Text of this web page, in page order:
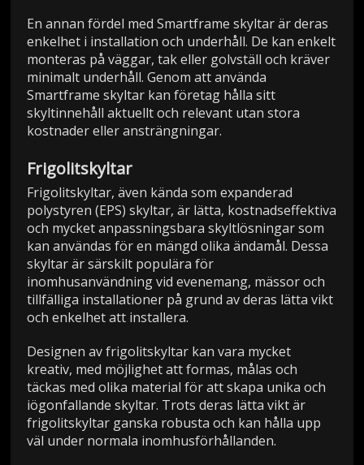
En annan fördel med Smartframe skyltar är deras
enkelhet i installation och underhåll. De kan enkelt
monteras på väggar, tak eller golvställ och kräver
minimalt underhåll. Genom att använda
Smartframe skyltar kan företag hålla sitt
skyltinnehåll aktuellt och relevant utan stora
kostnader eller ansträngningar.
Frigolitskyltar
Frigolitskyltar, även kända som expanderad
polystyren (EPS) skyltar, är lätta, kostnadseffektiva
och mycket anpassningsbara skyltlösningar som
kan användas för en mängd olika ändamål. Dessa
skyltar är särskilt populära för
inomhusanvändning vid evenemang, mässor och
tillfälliga installationer på grund av deras lätta vikt
och enkelhet att installera.
Designen av frigolitskyltar kan vara mycket
kreativ, med möjlighet att formas, målas och
täckas med olika material för att skapa unika och
iögonfallande skyltar. Trots deras lätta vikt är
frigolitskyltar ganska robusta och kan hålla upp
väl under normala inomhusförhållanden.